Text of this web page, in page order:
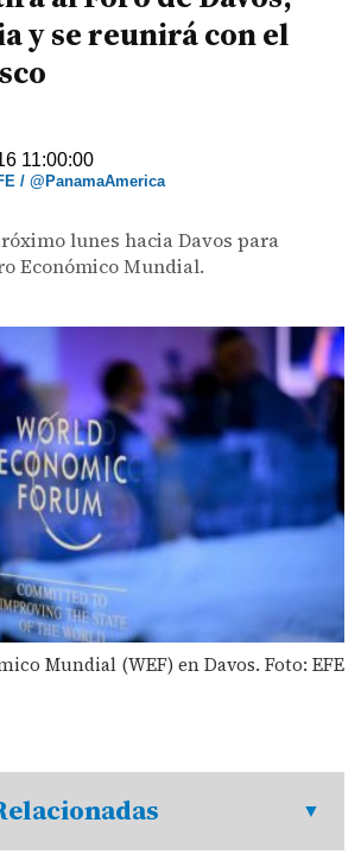
y se reunirá con el
11:00:00
/ @PanamaAmerica
lunes hacia Davos para
Económico Mundial.
Mundial (WEF) en Davos. Foto: EFE